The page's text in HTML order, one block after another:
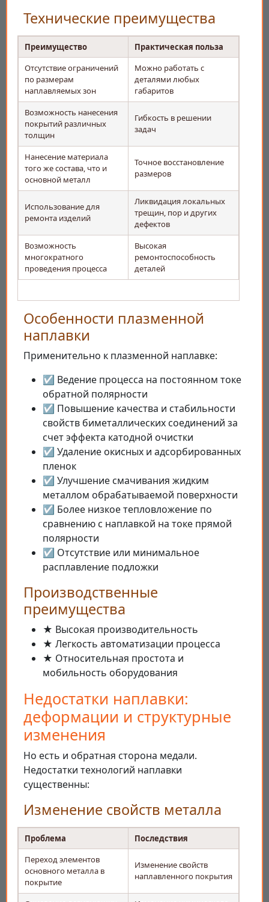
Технические преимущества
Преимущество
Практическая польза
Отсутствие ограничений
по размерам
наплавляемых зон
Можно работать с
деталями любых
габаритов
Возможность нанесения
покрытий различных
толщин
Гибкость в решении
задач
Нанесение материала
того же состава, что и
основной металл
Точное восстановление
размеров
Использование для
ремонта изделий
Ликвидация локальных
трещин, пор и других
дефектов
Возможность
многократного
проведения процесса
Высокая
ремонтоспособность
деталей
Особенности плазменной
наплавки
Применительно к плазменной наплавке:
☑ Ведение процесса на постоянном токе
обратной полярности
☑ Повышение качества и стабильности
свойств биметаллических соединений за
счет эффекта катодной очистки
☑ Удаление окисных и адсорбированных
пленок
☑ Улучшение смачивания жидким
металлом обрабатываемой поверхности
☑ Более низкое тепловложение по
сравнению с наплавкой на токе прямой
полярности
☑ Отсутствие или минимальное
расплавление подложки
Производственные
преимущества
★ Высокая производительность
★ Легкость автоматизации процесса
★ Относительная простота и
мобильность оборудования
Недостатки наплавки:
деформации и структурные
изменения
Но есть и обратная сторона медали.
Недостатки технологий наплавки
существенны:
Изменение свойств металла
Проблема
Последствия
Переход элементов
основного металла в
покрытие
Изменение свойств
наплавленного покрытия